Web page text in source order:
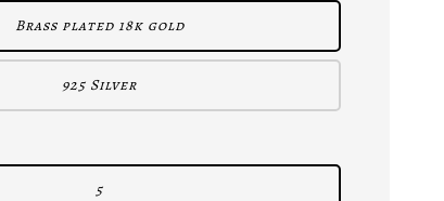
Brass plated 18k gold
925 Silver
5